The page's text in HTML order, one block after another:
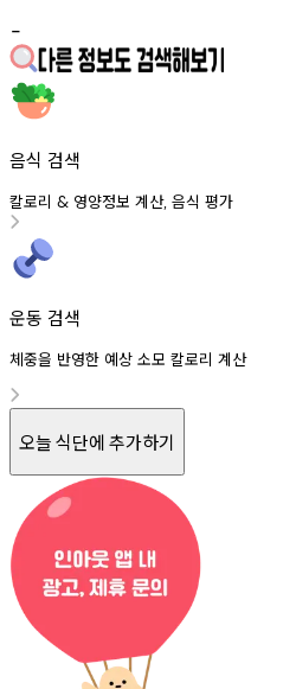
-
음식 검색
칼로리 & 영양정보 계산, 음식 평가
운동 검색
체중을 반영한 예상 소모 칼로리 계산
오늘 식단에 추가하기